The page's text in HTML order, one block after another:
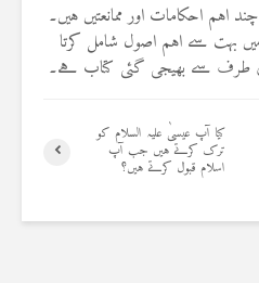
اہم احکامات اور ممانعتیں ہیں۔
بہت سے اہم اصول شامل کرتا
طرف سے بھیجی گئی کتاب ہے۔
کیا آپ عیسیٰ علیہ السلام کو
ترک کرتے ہیں جب آپ
اسلام قبول کرتے ہیں؟